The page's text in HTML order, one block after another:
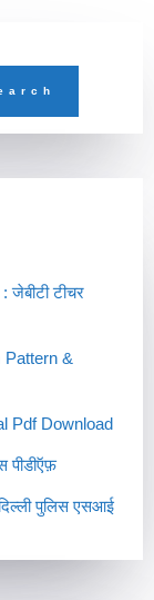
टीचर
Pattern &
Pdf Download
पीडीऍफ़
पुलिस एसआई